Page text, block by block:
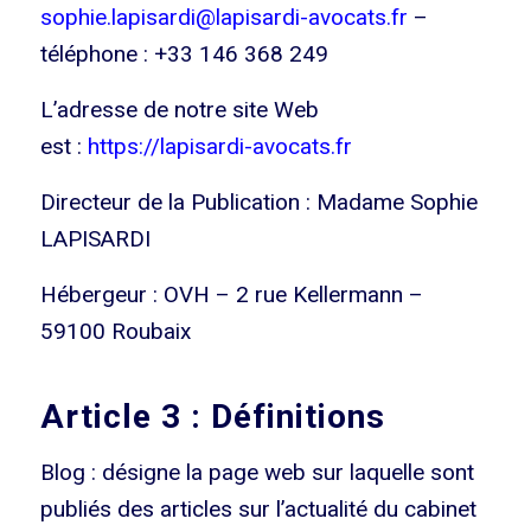
sophie.lapisardi@lapisardi-avocats.fr –
téléphone : +33 146 368 249
L’adresse de notre site Web
est : https://lapisardi-avocats.fr
Directeur de la Publication : Madame Sophie
LAPISARDI
Hébergeur : OVH – 2 rue Kellermann –
59100 Roubaix
Article 3 : Définitions
Blog : désigne la page web sur laquelle sont
publiés des articles sur l’actualité du cabinet